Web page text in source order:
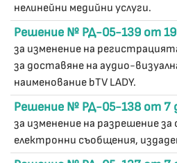
нелинейни медийни услуги.
Решение № РД-05-139 от 19
за изменение на
за доставяне на аудио-
наименование bTV LADY.
Решение № РД-05-138 от 7
за изменение на разрешение
електронни съобщения,